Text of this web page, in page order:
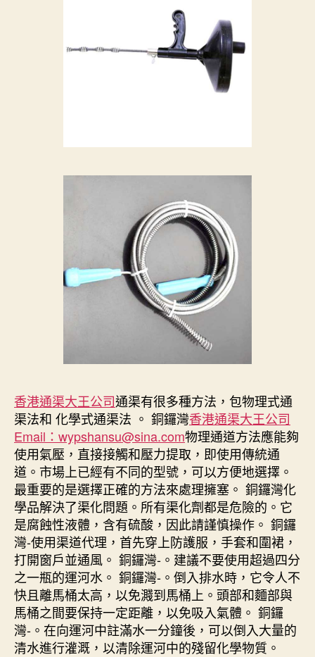
香港通渠大王公司通渠有很多種方法，包物理式通
渠法和 化學式通渠法 。 銅鑼灣香港通渠大王公司
Email：wypshansu@sina.com物理通道方法應能夠
使用氣壓，直接接觸和壓力提取，即使用傳統通
道。市場上已經有不同的型號，可以方便地選擇。
最重要的是選擇正確的方法來處理擁塞。 銅鑼灣化
學品解決了渠化問題。所有渠化劑都是危險的。它
是腐蝕性液體，含有硫酸，因此請謹慎操作。 銅鑼
灣-使用渠道代理，首先穿上防護服，手套和圍裙，
打開窗戶並通風。 銅鑼灣-。建議不要使用超過四分
之一瓶的運河水。 銅鑼灣-。倒入排水時，它令人不
快且離馬桶太高，以免濺到馬桶上。頭部和麵部與
馬桶之間要保持一定距離，以免吸入氣體。 銅鑼
灣-。在向運河中註滿水一分鐘後，可以倒入大量的
清水進行灌溉，以清除運河中的殘留化學物質。